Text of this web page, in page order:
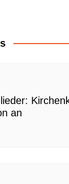
an